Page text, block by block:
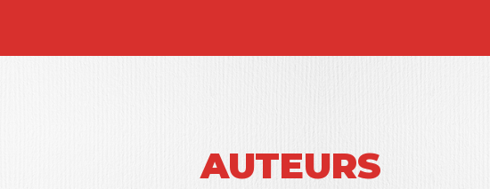
AUTEURS